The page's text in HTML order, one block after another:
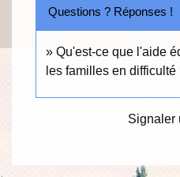
Questions ? Réponses !
Qu'est-ce que l'aide
les familles en difficulté
Signaler